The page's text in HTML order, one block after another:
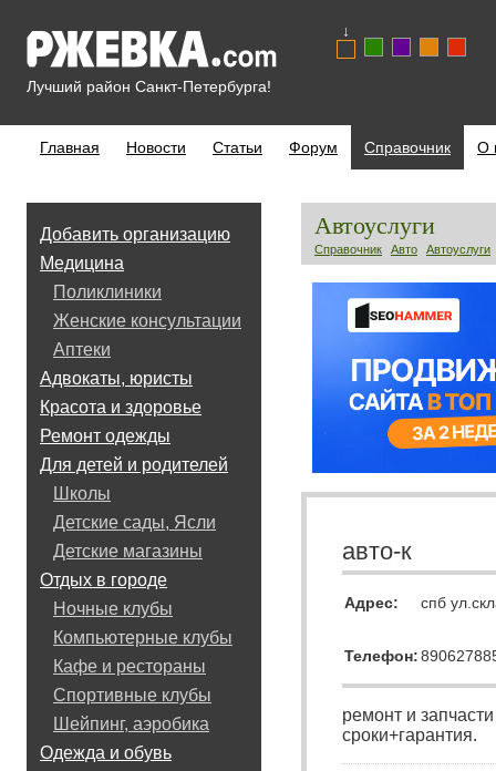
Лучший район Санкт-Петербурга!
↓
Главная Новости Статьи Форум Справочник О
Добавить организацию
Медицина
Поликлиники
Женские консультации
Аптеки
Адвокаты, юристы
Красота и здоровье
Ремонт одежды
Для детей и родителей
Школы
Детские сады, Ясли
Детские магазины
Отдых в городе
Ночные клубы
Компьютерные клубы
Кафе и рестораны
Спортивные клубы
Шейпинг, аэробика
Одежда и обувь
Автоуслуги
Справочник Авто Автоуслуги
авто-к
Адрес: спб
Телефон:
ремонт и
сроки+гарантия.